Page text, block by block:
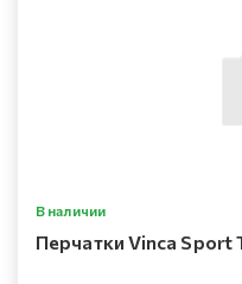
В наличии
Перчатки Vinca Sport